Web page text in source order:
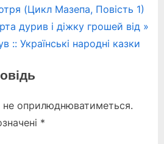
(Цикл Мазепа, Повість 1)
дурив і діжку грошей від
:: Українські народні казки
оприлюднюватиметься.
*